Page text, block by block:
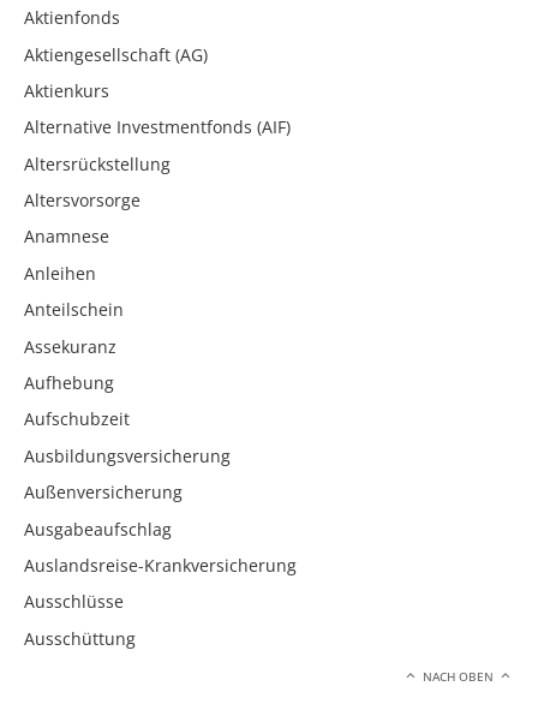
Aktienfonds
Aktiengesellschaft (AG)
Aktienkurs
Alternative Investmentfonds (AIF)
Altersrückstellung
Altersvorsorge
Anamnese
Anleihen
Anteilschein
Assekuranz
Aufhebung
Aufschubzeit
Ausbildungsversicherung
Außenversicherung
Ausgabeaufschlag
Auslandsreise-Krankversicherung
Ausschlüsse
Ausschüttung
NACH OBEN